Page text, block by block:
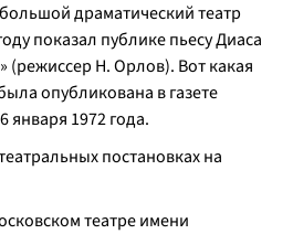
драматический театр
показал публике пьесу Диаса
(режиссер Н. Орлов). Вот какая
опубликована в газете
января 1972 года.
постановках на
театре имени